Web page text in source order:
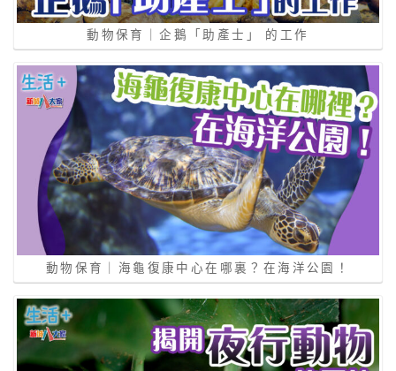
動物保育｜企鵝「助產士」 的工作
動物保育｜海龜復康中心在哪裏？在海洋公園！